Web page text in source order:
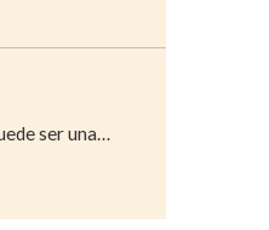
ser una…